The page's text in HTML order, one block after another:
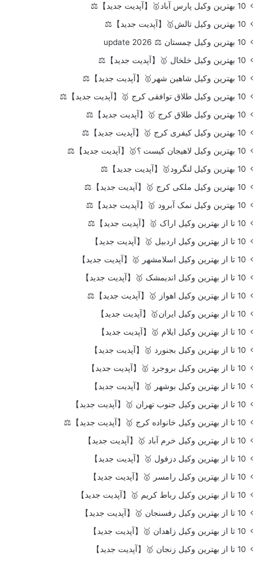
10 بهترین وکیل پارس آباد🥇【آپدیت جدید】⚖️
10 بهترین وکیل تالش🥇【آپدیت جدید】⚖️
10 بهترین وکیل چمستان ⚖️ update 2026
10 بهترین وکیل خلخال 🥇【آپدیت جدید】⚖️
10 بهترین وکیل شاهین شهر🥇【آپدیت جدید】⚖️
10 بهترین وکیل طلاق توافقی کرج 🥇【آپدیت جدید】⚖️
10 بهترین وکیل طلاق کرج 🥇【آپدیت جدید】⚖️
10 بهترین وکیل کیفری کرج 🥇【آپدیت جدید】⚖️
10 بهترین وکیل لاهیجان کیست ؟🥇【آپدیت جدید】⚖️
10 بهترین وکیل لنگرود🥇【آپدیت جدید】⚖️
10 بهترین وکیل ملکی کرج 🥇【آپدیت جدید】⚖️
10 بهترین وکیل نمک آبرود 🥇【آپدیت جدید】⚖️
10 تا از بهترین وکیل اراک 🥇【آپدیت جدید】⚖️
10 تا از بهترین وکیل اردبیل 🥇【آپدیت جدید】
10 تا از بهترین وکیل اسلامشهر 🥇【آپدیت جدید】
10 تا از بهترین وکیل اندیمشک 🥇【آپدیت جدید】
10 تا از بهترین وکیل اهواز 🥇【آپدیت جدید】⚖️
10 تا از بهترین وکیل ایران🥇【آپدیت جدید】
10 تا از بهترین وکیل ایلام 🥇【آپدیت جدید】
10 تا از بهترین وکیل بجنورد 🥇【آپدیت جدید】
10 تا از بهترین وکیل بروجرد 🥇【آپدیت جدید】
10 تا از بهترین وکیل بوشهر 🥇【آپدیت جدید】
10 تا از بهترین وکیل جنوب تهران 🥇【آپدیت جدید】
10 تا از بهترین وکیل خانواده کرج 🥇【آپدیت جدید】⚖️
10 تا از بهترین وکیل خرم آباد 🥇【آپدیت جدید】
10 تا از بهترین وکیل دزفول 🥇【آپدیت جدید】
10 تا از بهترین وکیل رامسر 🥇【آپدیت جدید】
10 تا از بهترین وکیل رباط کریم 🥇【آپدیت جدید】
10 تا از بهترین وکیل رفسنجان 🥇【آپدیت جدید】
10 تا از بهترین وکیل زاهدان 🥇【آپدیت جدید】
10 تا از بهترین وکیل زنجان 🥇【آپدیت جدید】